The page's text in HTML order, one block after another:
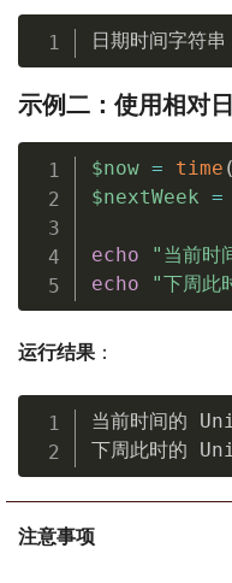
日期时间字符串
示例二：使用相对
$now = time (
$nextWeek =
echo "当前时
echo
"下周此
运行结果 ：
当前时间的
下周此时的
注意事项